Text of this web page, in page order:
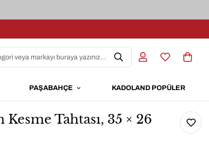
veya markayı buraya yazınız...
PAŞABAHÇE KADOLAND POPÜLER
Kesme Tahtası, 35 × 26